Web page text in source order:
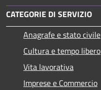
CATEGORIE DI SERVIZIO
Anagrafe e stato civile
Cultura e tempo libero
Vita lavorativa
Imprese e Commercio